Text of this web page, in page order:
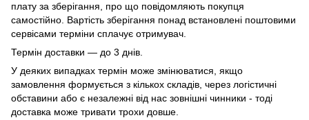
плату за зберігання, про що повідомляють покупця
самостійно. Вартість зберігання понад вcтановлені поштовими
сервісами терміни сплачує отримувач.
Термін доставки — до 3 днів.
У деяких випадках термін може змінюватися, якщо
замовлення формується з кількох складів, через логістичні
обставини або є незалежні від нас зовнішні чинники - тоді
доставка може тривати трохи довше.